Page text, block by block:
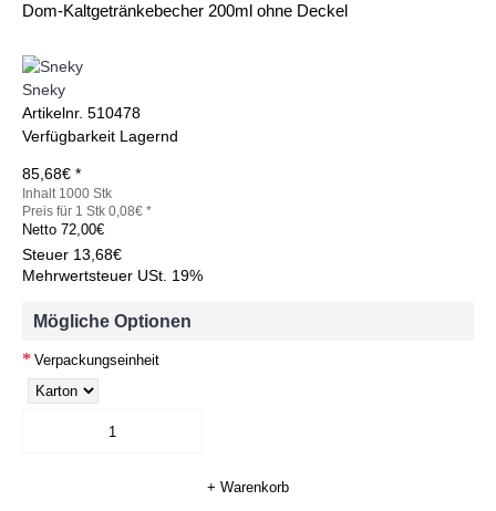
Dom-Kaltgetränkebecher 200ml ohne Deckel
Sneky
Artikelnr. 510478
Verfügbarkeit Lagernd
85,68€ *
Inhalt 1000 Stk
Preis für 1 Stk 0,08€ *
Netto 72,00€
Steuer 13,68€
Mehrwertsteuer USt. 19%
Mögliche Optionen
Verpackungseinheit
+ Warenkorb